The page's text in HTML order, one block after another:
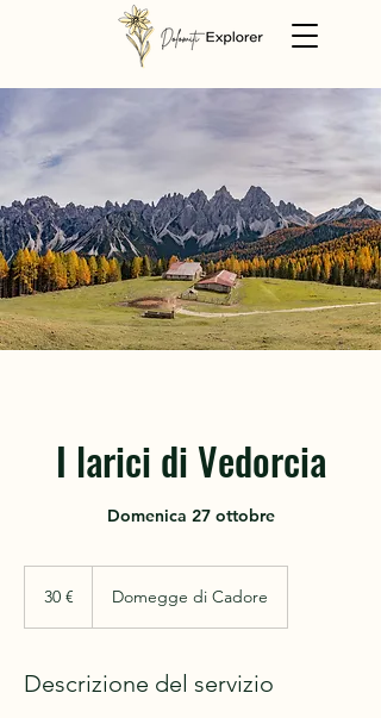
I larici di Vedorcia
Domenica 27 ottobre
30 € Domegge di Cadore
Descrizione del servizio